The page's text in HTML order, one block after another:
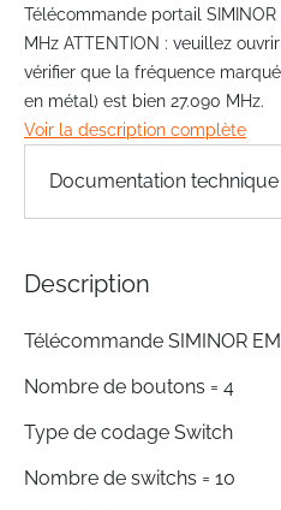
to
the
of
the
images
Télécommande portail
MHz ATTENTION : veuillez
vérifier que la fréquence
en métal) est bien 27.090 MHz.
Voir la description complète
Documentation technique
Description
Télécommande SIMINOR
Nombre de boutons = 4
Type de codage Switch
Nombre de switchs = 10